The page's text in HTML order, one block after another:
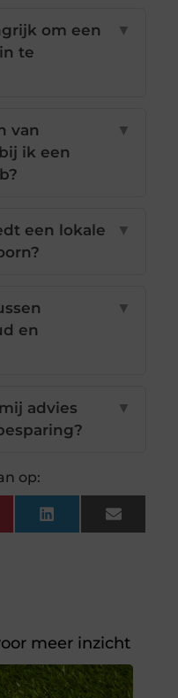
om een
te
▼
van
ik een
▼
een lokale
▼
en
▼
advies
▼
op:
LinkedInEmail
meer inzicht